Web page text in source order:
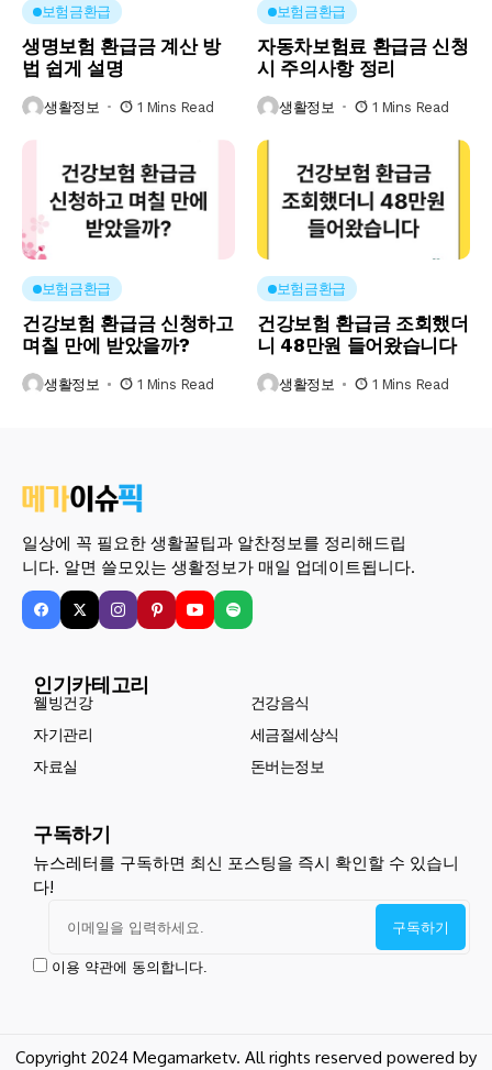
보험금환급
생명보험 환급금 계산 방
법 쉽게 설명
생활정보 1 Mins Read
보험금환급
자동차보험료 환급금 신청
시 주의사항 정리
생활정보 1 Mins Read
보험금환급
건강보험 환급금 신청하고
며칠 만에 받았을까?
생활정보 1 Mins Read
보험금환급
건강보험 환급금 조회했더
니 48만원 들어왔습니다
생활정보 1 Mins Read
일상에 꼭 필요한 생활꿀팁과 알찬정보를 정리해드립
니다. 알면 쓸모있는 생활정보가 매일 업데이트됩니다.
인기카테고리
웰빙건강
건강음식
자기관리
세금절세상식
자료실
돈버는정보
구독하기
뉴스레터를 구독하면 최신 포스팅을 즉시 확인할 수 있습니
다!
이용 약관에 동의합니다.
Copyright 2024 Megamarketv. All rights reserved powered by